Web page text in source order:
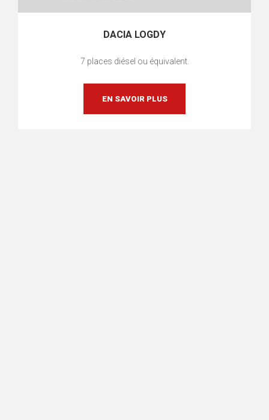
DACIA LOGDY
7 places diésel ou équivalent.
EN SAVOIR PLUS